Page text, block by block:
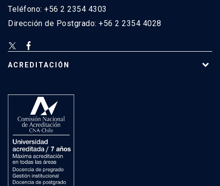
Teléfono: +56 2 2354 4303
Dirección de Postgrado: +56 2 2354 4028
ACREDITACIÓN